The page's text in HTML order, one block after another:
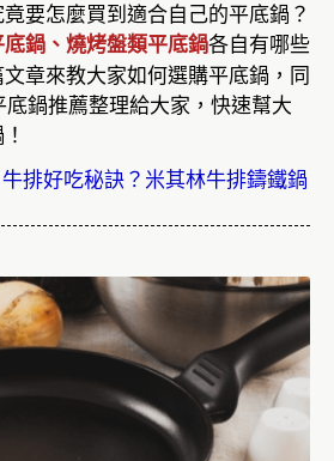
要怎麼買到適合自己的平底鍋？
鍋、燒烤盤類平底鍋各自有哪些
章來教大家如何選購平底鍋，同
底鍋推薦整理給大家，快速幫大
排好吃秘訣？米其林牛排鑄鐵鍋